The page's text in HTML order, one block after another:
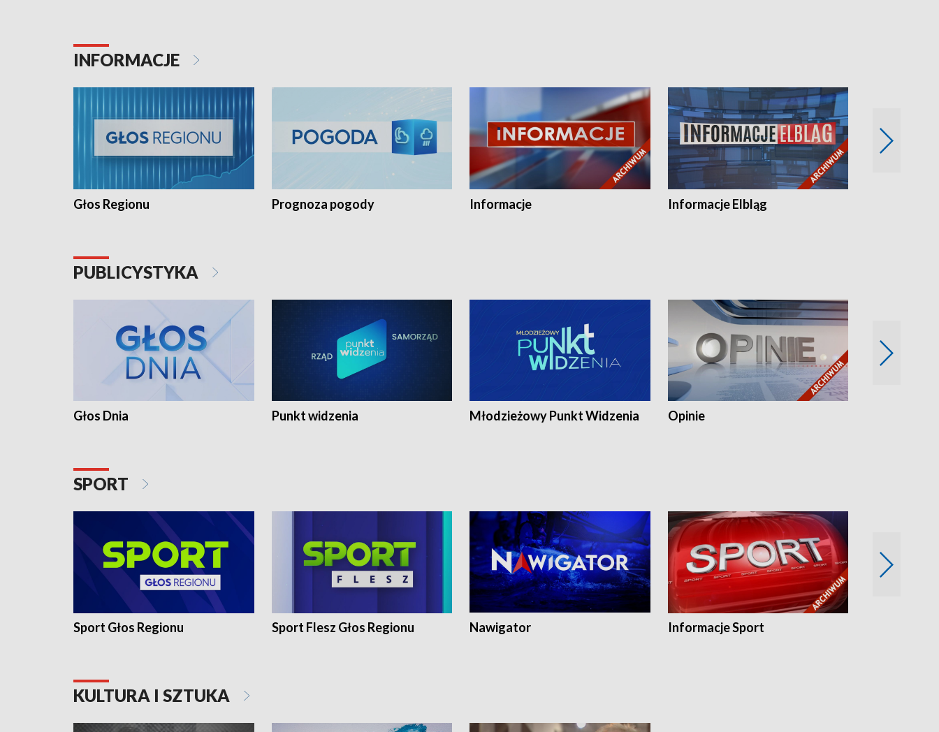
INFORMACJE
Głos Regionu Prognoza pogody Informacje Informacje Elbląg
PUBLICYSTYKA
Głos Dnia Punkt widzenia Młodzieżowy Punkt Widzenia Opinie
SPORT
Sport Głos Regionu Sport Flesz Głos Regionu Nawigator Informacje Sport
KULTURA I SZTUKA